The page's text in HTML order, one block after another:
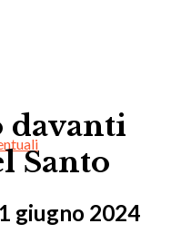
davanti
Santo
giugno 2024